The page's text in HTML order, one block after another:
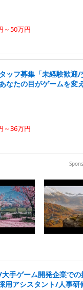
～50万円
ッフ募集「未経験歓迎
なたの目がゲームを変
～36万円
手ゲーム開発企業で
用アシスタント/人事研